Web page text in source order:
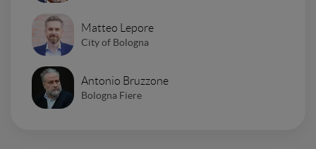
Matteo Lepore
City of Bologna
Antonio Bruzzone
Bologna Fiere